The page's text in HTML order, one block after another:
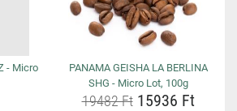
- Micro
PANAMA GEISHA LA BERLINA
SHG - Micro Lot, 100g
19482 Ft15936 Ft